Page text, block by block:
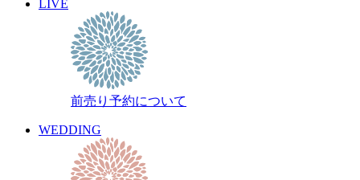
LIVE
前売り予約について
WEDDING